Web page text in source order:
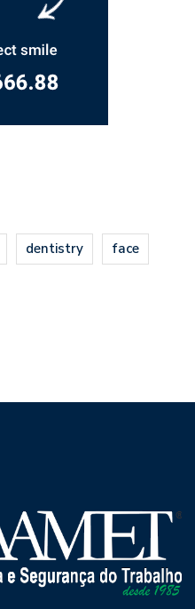
dentistry face